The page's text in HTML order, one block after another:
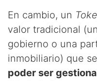
En cambio, un
valor tradicional
gobierno o una
inmobiliario) que
poder ser